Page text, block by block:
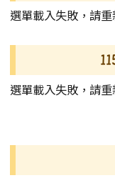
選單載入失敗，請重
選單載入失敗，請重